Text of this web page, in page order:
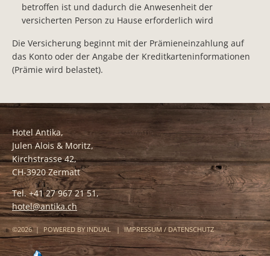
betroffen ist und dadurch die Anwesenheit der
versicherten Person zu Hause erforderlich wird
Die Versicherung beginnt mit der Prämieneinzahlung auf
das Konto oder der Angabe der Kreditkarteninformationen
(Prämie wird belastet).
Hotel Antika,
Julen Alois & Moritz,
Kirchstrasse 42,
CH-3920 Zermatt
Tel. +41 27 967 21 51,
hotel@antika.ch
©2026 | POWERED BY INDUAL | IMPRESSUM / DATENSCHUTZ